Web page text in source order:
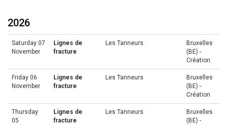
2026
Saturday 07
November
Lignes de
fracture
Les Tanneurs
Bruxelles
(BE) -
Création
Friday 06
November
Lignes de
fracture
Les Tanneurs
Bruxelles
(BE) -
Création
Thursday
05
Lignes de
fracture
Les Tanneurs
Bruxelles
(BE) -